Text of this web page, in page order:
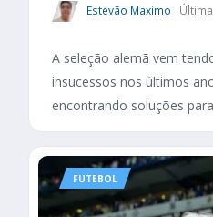
Estevão Maximo
A seleção alemã vem
insucessos nos últimos
encontrando soluções
FUTEBOL